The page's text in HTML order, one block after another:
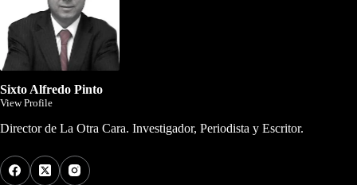
Sixto Alfredo Pinto
View Profile
Director de La Otra Cara. Investigador, Periodista y Escritor.